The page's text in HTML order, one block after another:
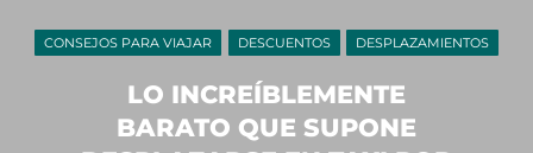
CONSEJOS PARA VIAJAR DESCUENTOS DESPLAZAMIENTOS
LO INCREÍBLEMENTE
BARATO QUE SUPONE